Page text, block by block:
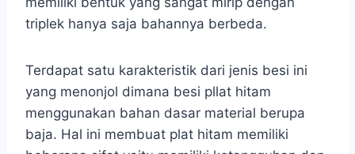
triplek hanya saja bahannya berbeda.
Terdapat satu karakteristik dari jenis besi ini
yang menonjol dimana besi pllat hitam
menggunakan bahan dasar material berupa
baja. Hal ini membuat plat hitam memiliki